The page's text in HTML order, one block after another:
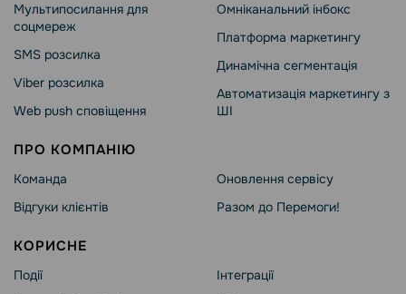
Мультипосилання для
соцмереж
SMS розсилка
Viber розсилка
Web push сповіщення
Омніканальний інбокс
Платформа маркетингу
Динамічна сегментація
Автоматизація маркетингу з
ШІ
ПРО КОМПАНІЮ
Команда
Відгуки клієнтів
Оновлення сервісу
Разом до Перемоги!
КОРИСНЕ
Події
Інтеграції